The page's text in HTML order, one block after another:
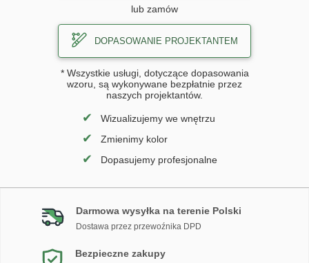
lub zamów
DOPASOWANIE PROJEKTANTEM
* Wszystkie usługi, dotyczące dopasowania
wzoru, są wykonywane bezpłatnie przez
naszych projektantów.
✔ Wizualizujemy we wnętrzu
✔ Zmienimy kolor
✔ Dopasujemy profesjonalne
Darmowa wysyłka na terenie Polski
Dostawa przez przewoźnika DPD
Bezpieczne zakupy